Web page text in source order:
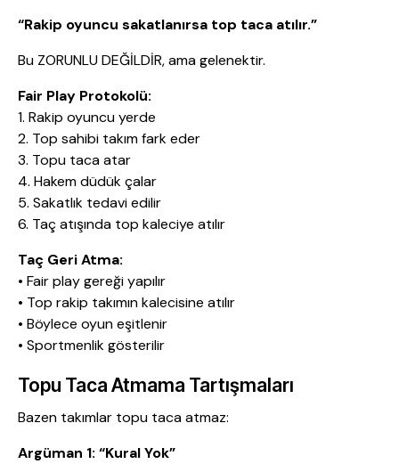
“Rakip oyuncu sakatlanırsa top taca atılır.”
Bu ZORUNLU DEĞİLDİR, ama gelenektir.
Fair Play Protokolü:
1. Rakip oyuncu yerde
2. Top sahibi takım fark eder
3. Topu taca atar
4. Hakem düdük çalar
5. Sakatlık tedavi edilir
6. Taç atışında top kaleciye atılır
Taç Geri Atma:
• Fair play gereği yapılır
• Top rakip takımın kalecisine atılır
• Böylece oyun eşitlenir
• Sportmenlik gösterilir
Topu Taca Atmama Tartışmaları
Bazen takımlar topu taca atmaz:
Argüman 1: “Kural Yok”